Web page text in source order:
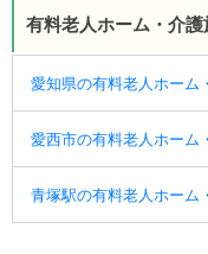
・認知症：受け入
ケアスル 介護では
す。詳しくはこちら
◎ケアスル 介護の
ポート
有料老人ホーム・介
愛知県の有料老人ホーム
愛西市の有料老人ホーム
青塚駅の有料老人ホーム